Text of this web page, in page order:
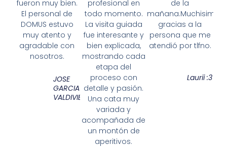
fueron muy bien.
El personal de
DOMUS estuvo
muy atento y
agradable con
nosotros.
JOSE
GARCIA
VALDIVIESO
profesional en
todo momento.
La visita guiada
fue interesante y
bien explicada,
mostrando cada
etapa del
proceso con
detalle y pasión.
Una cata muy
variada y
acompañada de
un montón de
aperitivos.
de la
mañana.Muchisimas
gracias a la
persona que me
atendió por tlfno.
Laurii :3